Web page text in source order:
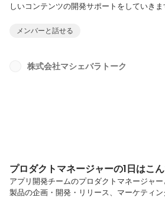
しいコンテンツの開発サポートをしていき
い、サービスの促進、ブランドイメージの
メンバーと話せる
株式会社マシェバラトーク
プロダクトマネージャーの1日はこ
アプリ開発チームのプロダクトマネージャー
製品の企画・開発・リリース、マーケティ